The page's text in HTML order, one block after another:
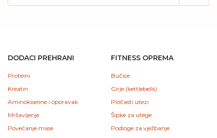
DODACI PREHRANI
Proteini
Kreatin
Aminokiseline i oporavak
Mršavljenje
Povećanje mase
FITNESS OPREMA
Bučice
Girje (kettlebells)
Pločasti utezi
Šipke za utege
Podloge za vježbanje